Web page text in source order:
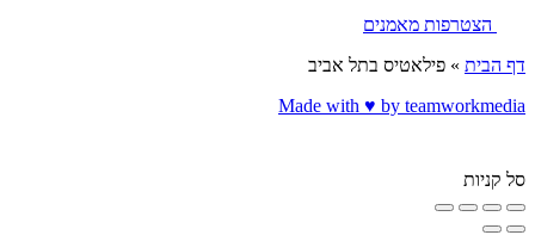
הצטרפות מאמנים
דף הבית » פילאטיס בתל אביב
Made with ♥️ by teamworkmedia
סל קניות